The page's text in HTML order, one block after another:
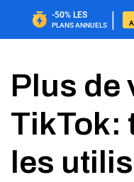
-50% LES
PLANS ANNUELS |
Plus de
TikTok:
les